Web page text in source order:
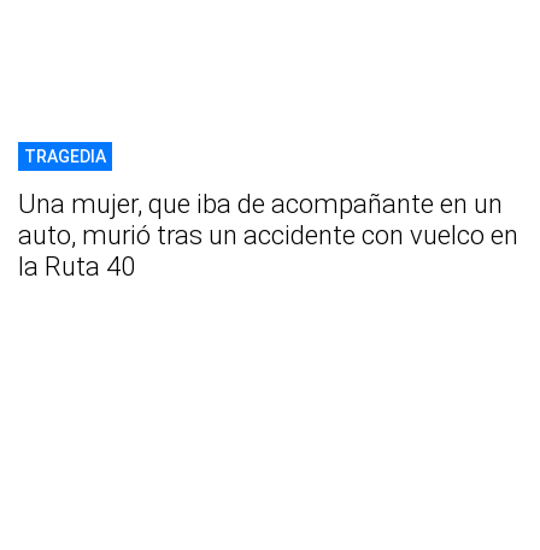
TRAGEDIA
Una mujer, que iba de acompañante en un
auto, murió tras un accidente con vuelco en
la Ruta 40